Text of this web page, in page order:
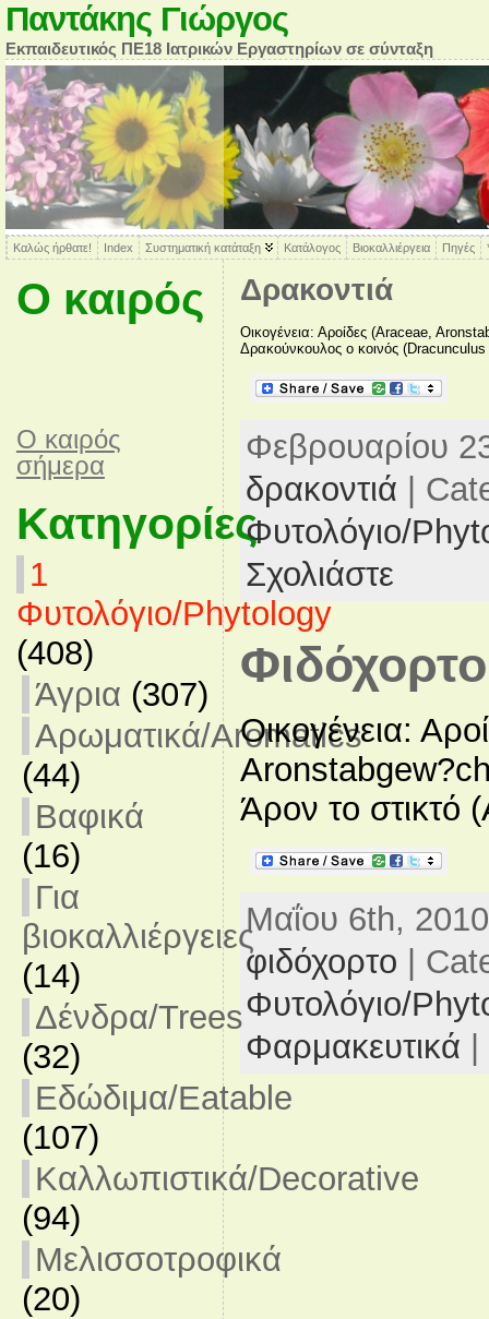
Παντάκης Γιώργος
Εκπαιδευτικός ΠΕ18 Ιατρικών Εργαστηρίων σε σύνταξη
Καλώς ήρθατε! Index Συστηματική κατάταξη Κατάλογος Βιοκαλλιέργεια Πηγές
Ο καιρός
O καιρός
σήμερα
Κατηγορίες
1
Φυτολόγιο/Phytology
(408)
Άγρια (307)
Αρωματικά/Aromatics
(44)
Βαφικά
(16)
Για
βιοκαλλιέργειες
(14)
Δένδρα/Trees
(32)
Εδώδιμα/Eatable
(107)
Καλλωπιστικά/Decorative
(94)
Μελισσοτροφικά
(20)
Δρακοντιά
Οικογένεια: Αροίδες (Araceae,
Δρακούνκουλος ο κοινός
Φεβρουαρίου
δρακοντιά |
Φυτολόγιο/
Σχολιάστε
Φιδόχορτο
Οικογένεια:
Άρον το στικτό
Μαΐου 6th,
φιδόχορτο |
Φυτολόγιο/
Φαρμακευτικά |